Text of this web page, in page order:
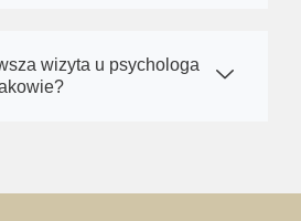
wizyta u psychologa